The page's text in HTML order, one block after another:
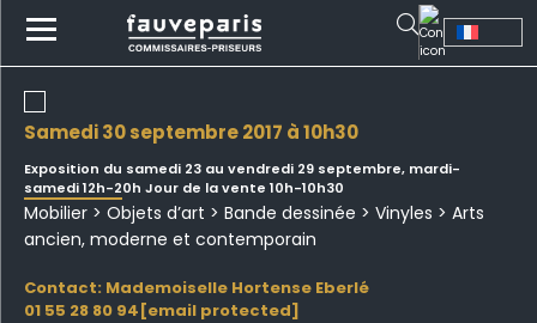
samedi 30 septembre 2017 à 10h30
Exposition du samedi 23 au vendredi 29 septembre, mardi-
samedi 12h-20h Jour de la vente 10h-10h30
Mobilier > Objets d’art > Bande dessinée > Vinyles > Arts
ancien, moderne et contemporain
Contact: Mademoiselle Hortense Eberlé
01 55 28 80 94[email protected]